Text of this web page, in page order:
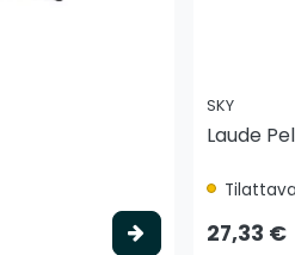
Valitse
SKY
Laude
27,33 €